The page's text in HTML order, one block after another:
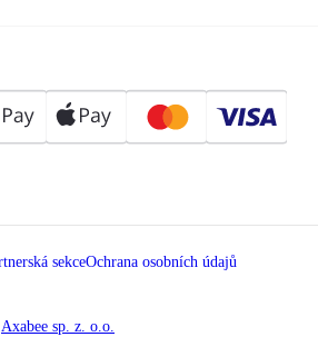
sekceOchrana osobních údajů
Axabee sp. z. o.o.